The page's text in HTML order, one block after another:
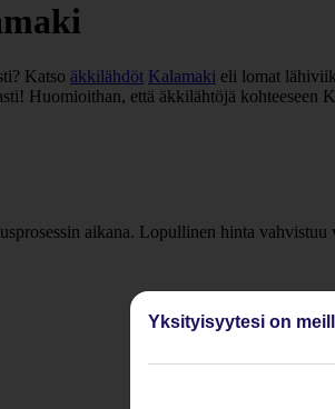
Katso äkkilähdöt Kalamaki eli lomat
Huomioithan, että äkkilähtöjä kohteeseen
aikana. Lopullinen hinta vahvistuu
Yksityisyytesi on